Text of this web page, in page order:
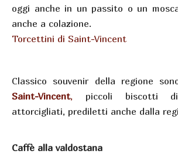
oggi anche in un passito o un
anche a colazione.
Torcettini di Saint-Vincent
Classico souvenir della regione
Saint-Vincent, piccoli biscotti
attorcigliati, prediletti anche dalla
Caffè alla valdostana